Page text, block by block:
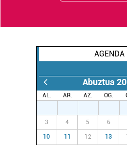
AGENDA
Abuztua
AL. AR. AZ. OG.
3 4 5 6
10 11 12 13